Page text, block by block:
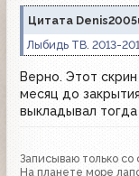
Цитата
Лыбидь ТВ. 2013-
Верно. Этот
месяц до
выкладывал тогда
Записываю только со
На планете море